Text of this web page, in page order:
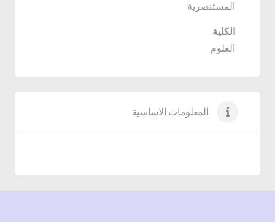
المستنصرية
الكلية
العلوم
المعلومات الاساسية